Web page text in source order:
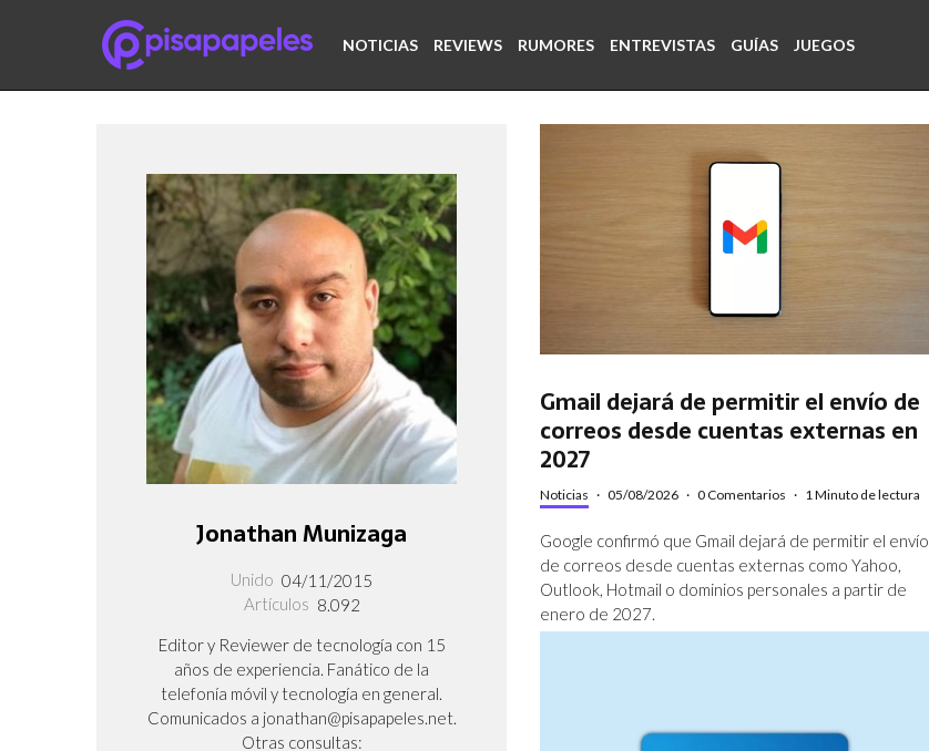
NOTICIAS REVIEWS RUMORES ENTREVISTAS GUÍAS JUEGOS
Jonathan Munizaga
Unido 04/11/2015
Artículos 8.092
Editor y Reviewer de tecnología con 15
años de experiencia. Fanático de la
telefonía móvil y tecnología en general.
Comunicados a jonathan@pisapapeles.net.
Otras consultas:
Gmail dejará de permitir el envío de
correos desde cuentas externas en
2027
Noticias · 05/08/2026 · 0 Comentarios · 1 Minuto de lectura
Google confirmó que Gmail dejará de permitir el envío
de correos desde cuentas externas como Yahoo,
Outlook, Hotmail o dominios personales a partir de
enero de 2027.